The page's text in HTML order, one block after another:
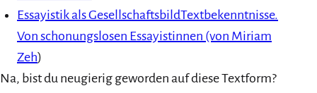
Essayistik als GesellschaftsbildTextbekenntnisse.
Von schonungslosen Essayistinnen (von Miriam
Zeh)
Na, bist du neugierig geworden auf diese Textform?